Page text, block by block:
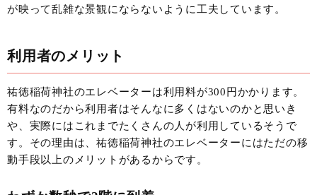
が映って乱雑な景観にならないように工夫しています。
利用者のメリット
祐徳稲荷神社のエレベーターは利用料が300円かかります。
有料なのだから利用者はそんなに多くはないのかと思いき
や、実際にはこれまでたくさんの人が利用しているそうで
す。その理由は、祐徳稲荷神社のエレベーターにはただの移
動手段以上のメリットがあるからです。